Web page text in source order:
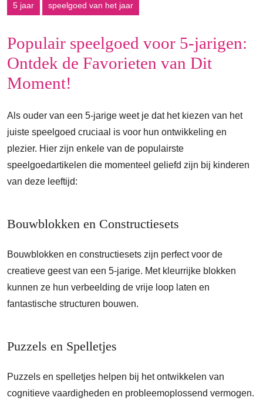
5 jaar speelgoed van het jaar
Populair speelgoed voor 5-jarigen:
Ontdek de Favorieten van Dit
Moment!
Als ouder van een 5-jarige weet je dat het kiezen van het
juiste speelgoed cruciaal is voor hun ontwikkeling en
plezier. Hier zijn enkele van de populairste
speelgoedartikelen die momenteel geliefd zijn bij kinderen
van deze leeftijd:
Bouwblokken en Constructiesets
Bouwblokken en constructiesets zijn perfect voor de
creatieve geest van een 5-jarige. Met kleurrijke blokken
kunnen ze hun verbeelding de vrije loop laten en
fantastische structuren bouwen.
Puzzels en Spelletjes
Puzzels en spelletjes helpen bij het ontwikkelen van
cognitieve vaardigheden en probleemoplossend vermogen.